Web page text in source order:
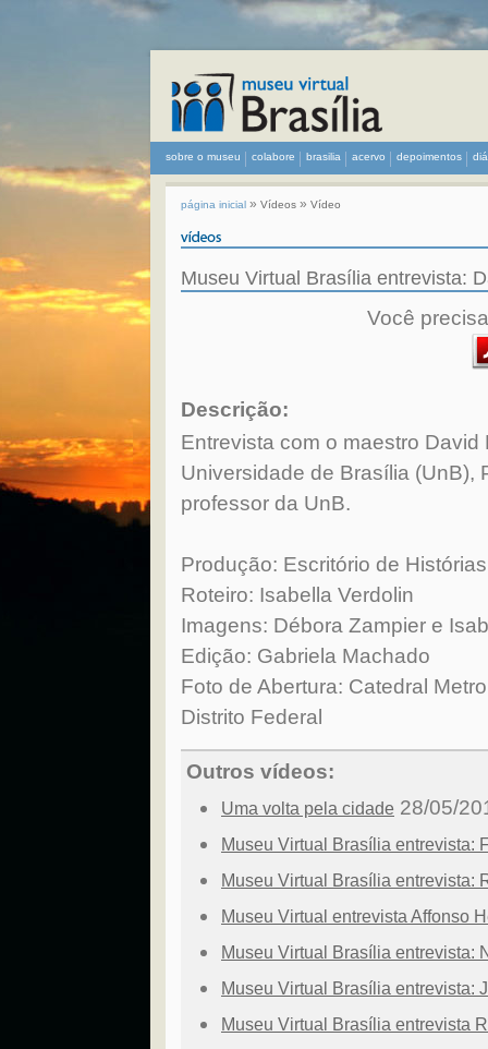
sobre o museu colabore brasilia acervo depoimentos
página inicial » Vídeos » Vídeo
Museu Virtual Brasília entrevista:
Você
Descrição:
Entrevista com o maestro
Universidade de Brasília (UnB),
professor da UnB.
Produção: Escritório de Histórias
Roteiro: Isabella Verdolin
Imagens: Débora Zampier e
Edição: Gabriela Machado
Foto de Abertura: Catedral
Distrito Federal
Outros vídeos:
Uma volta pela cidade 28/05/
Museu Virtual Brasília entrevista:
Museu Virtual Brasília entrevista:
Museu Virtual entrevista Affonso
Museu Virtual Brasília entrevista:
Museu Virtual Brasília entrevista:
Museu Virtual Brasília entrevista